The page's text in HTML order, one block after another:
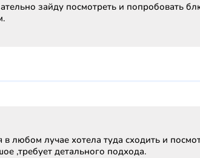
зайду посмотреть и попробовать
любом лучае хотела туда сходить и
,требует детального подхода.